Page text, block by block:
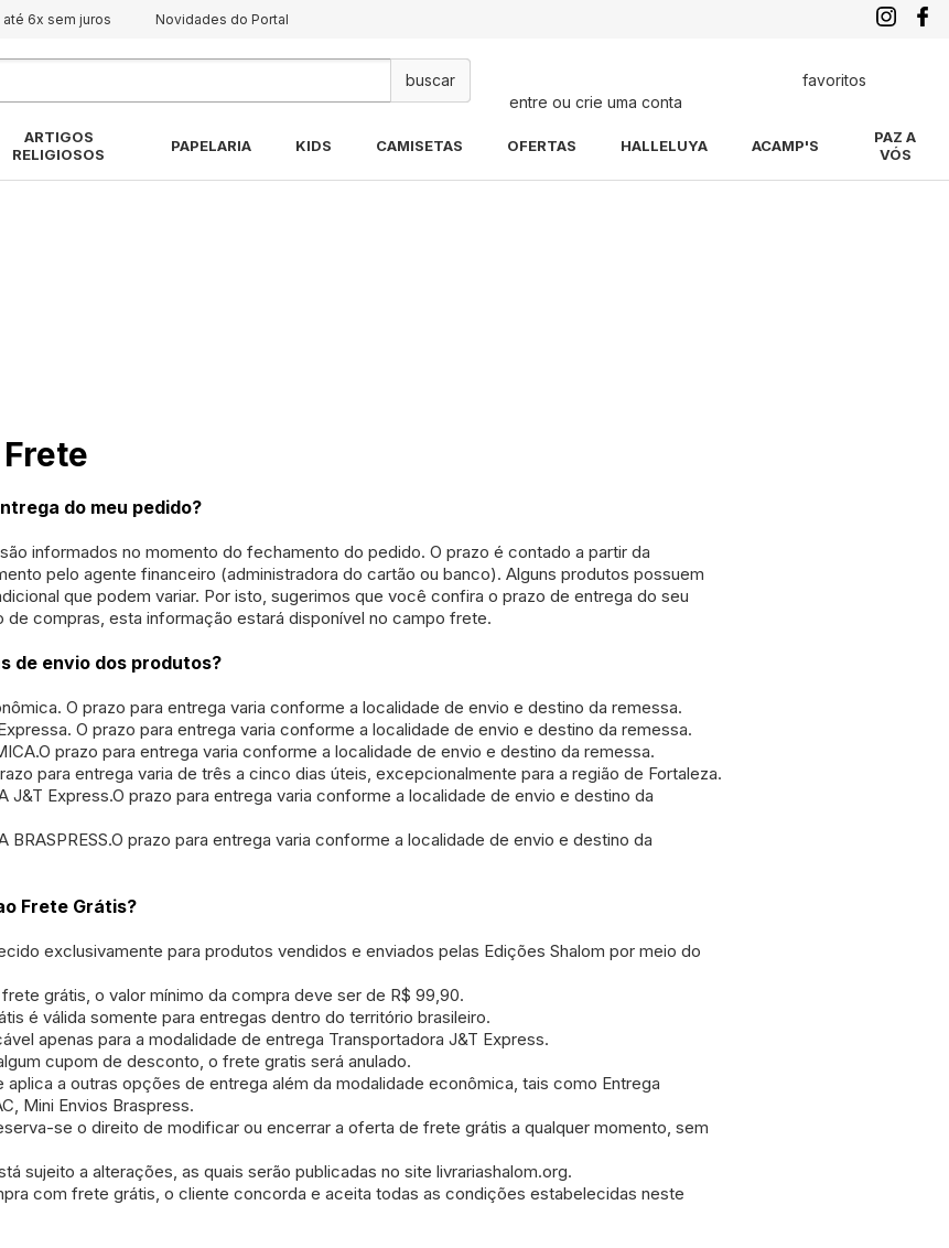
6x sem juros Novidades do Portal
entre ou crie uma conta
favoritos
ARTIGOS
RELIGIOSOS
PAPELARIA KIDS CAMISETAS OFERTAS HALLELUYA ACAMP'S
PAZ A
VÓS
do meu pedido?
informados no momento do fechamento do pedido. O prazo é contado a partir da
pelo agente financeiro (administradora do cartão ou banco). Alguns produtos possuem
que podem variar. Por isto, sugerimos que você confira o prazo de entrega do seu
de compras, esta informação estará disponível no campo frete.
de envio dos produtos?
O prazo para entrega varia conforme a localidade de envio e destino da remessa.
O prazo para entrega varia conforme a localidade de envio e destino da remessa.
prazo para entrega varia conforme a localidade de envio e destino da remessa.
para entrega varia de três a cinco dias úteis, excepcionalmente para a região de Fortaleza.
J&T Express.O prazo para entrega varia conforme a localidade de envio e destino da
BRASPRESS.O prazo para entrega varia conforme a localidade de envio e destino da
Frete Grátis?
exclusivamente para produtos vendidos e enviados pelas Edições Shalom por meio do
grátis, o valor mínimo da compra deve ser de R$ 99,90.
é válida somente para entregas dentro do território brasileiro.
apenas para a modalidade de entrega Transportadora J&T Express.
cupom de desconto, o frete gratis será anulado.
aplica a outras opções de entrega além da modalidade econômica, tais como Entrega
Mini Envios Braspress.
se o direito de modificar ou encerrar a oferta de frete grátis a qualquer momento, sem
sujeito a alterações, as quais serão publicadas no site livrariashalom.org.
com frete grátis, o cliente concorda e aceita todas as condições estabelecidas neste